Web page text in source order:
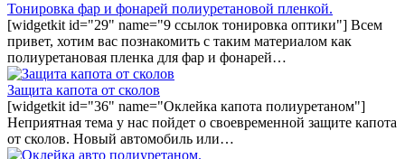
Тонировка фар и фонарей полиуретановой пленкой.
[widgetkit id="29" name="9 ссылок тонировка оптики"] Всем
привет, хотим вас познакомить с таким материалом как
полиуретановая пленка для фар и фонарей…
Защита капота от сколов
[widgetkit id="36" name="Оклейка капота полиуретаном"]
Неприятная тема у нас пойдет о своевременной защите капота
от сколов. Новый автомобиль или…